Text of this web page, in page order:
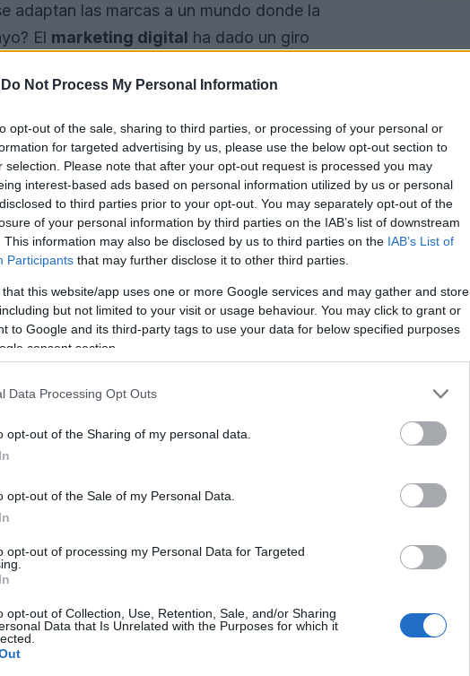
Do Not Process My Personal Information
opt-out of the sale, sharing to third parties, or processing of your personal or
for targeted advertising by us, please use the below opt-out section to
selection. Please note that after your opt-out request is processed you may
interest-based ads based on personal information utilized by us or personal
to third parties prior to your opt-out. You may separately opt-out of the
of your personal information by third parties on the IAB’s list of downstream
This information may also be disclosed by us to third parties on the IAB’s List of
Participants that may further disclose it to other third parties.
that this website/app uses one or more Google services and may gather and store
but not limited to your visit or usage behaviour. You may click to grant or
to Google and its third-party tags to use your data for below specified purposes
consent section.
Data Processing Opt Outs
opt-out of the Sharing of my personal data.
opt-out of the Sale of my Personal Data.
opt-out of processing my Personal Data for Targeted
opt-out of Collection, Use, Retention, Sale, and/or Sharing
Data that Is Unrelated with the Purposes for which it
adaptan las marcas a un mundo donde la
El marketing digital ha dado un giro
en los
construyen sus estrategias, sino que
y, lo más importante, cómo se
vamos a descubrir juntos por qué el
esencial y cómo puedes aprovecharlo para
hacia un enfoque data-
el marketing en los últimos años? Hoy en